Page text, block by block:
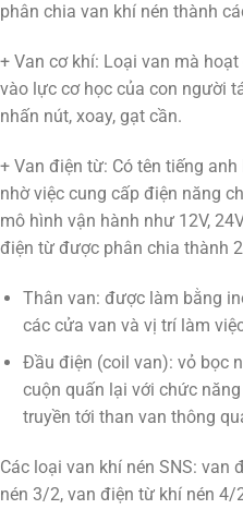
phân chia van khí nén thành
+ Van cơ khí: Loại van mà
vào lực cơ học của con người
nhấn nút, xoay, gạt cần.
+ Van điện từ: Có tên tiếng
nhờ việc cung cấp điện năng
mô hình vận hành như 12V,
điện từ được phân chia thành
Thân van: được làm bằng
các cửa van và vị trí làm
Đầu điện (coil van): vỏ bọc
cuộn quấn lại với chức
truyền tới than van thông
Các loại van khí nén SNS: van
nén 3/2, van điện từ khí nén